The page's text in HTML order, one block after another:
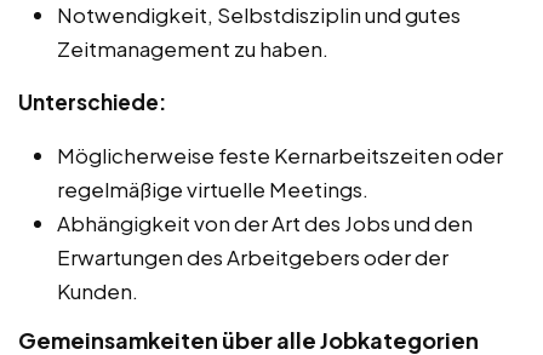
Notwendigkeit, Selbstdisziplin und gutes
Zeitmanagement zu haben.
Unterschiede:
Möglicherweise feste Kernarbeitszeiten oder
regelmäßige virtuelle Meetings.
Abhängigkeit von der Art des Jobs und den
Erwartungen des Arbeitgebers oder der
Kunden.
Gemeinsamkeiten über alle Jobkategorien